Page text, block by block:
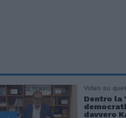
Video su
Dentro la
davvero